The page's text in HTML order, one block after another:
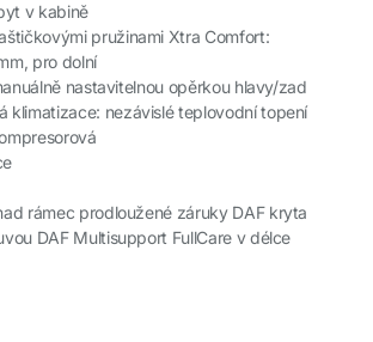
v kabině
pružinami Xtra Comfort:
pro dolní
nastavitelnou opěrkou hlavy/zad
klimatizace: nezávislé teplovodní topení
rámec prodloužené záruky DAF kryta
DAF Multisupport FullCare v délce